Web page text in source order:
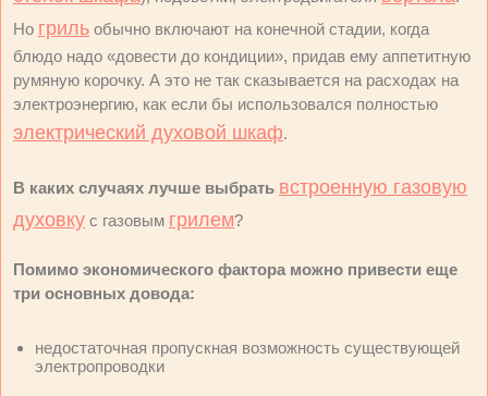
Но гриль обычно включают на конечной стадии, когда
блюдо надо «довести до кондиции», придав ему аппетитную
румяную корочку. А это не так сказывается на расходах на
электроэнергию, как если бы использовался полностью
электрический духовой шкаф.
В каких случаях лучше выбрать встроенную газовую
духовку с газовым грилем?
Помимо экономического фактора можно привести еще
три основных довода:
недостаточная пропускная возможность существующей
электропроводки